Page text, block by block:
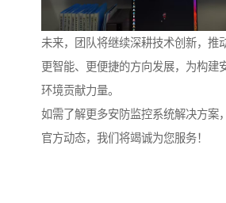
未来，团队将继续深耕技术创新，推
更智能、更便捷的方向发展，为构建
环境贡献力量。
如需了解更多安防监控系统解决方案
官方动态，我们将竭诚为您服务！